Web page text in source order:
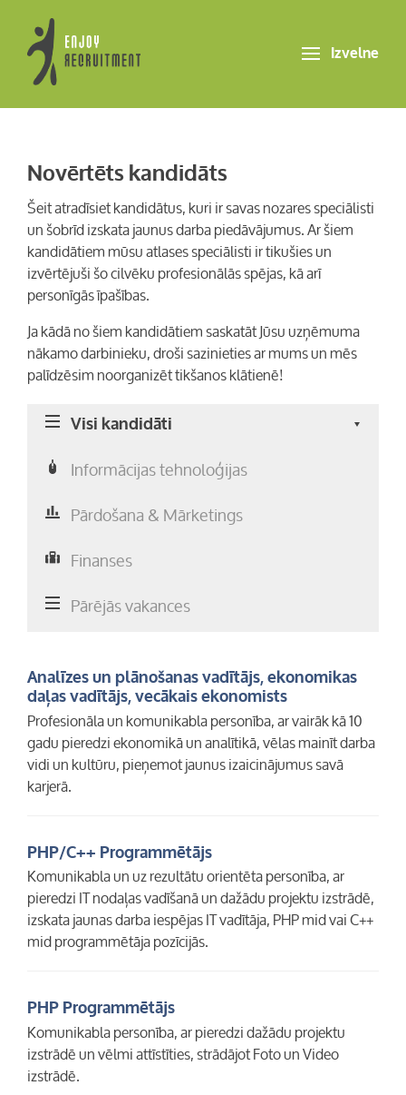
Izvelne
Novērtēts kandidāts
Šeit atradīsiet kandidātus, kuri ir savas nozares speciālisti
un šobrīd izskata jaunus darba piedāvājumus. Ar šiem
kandidātiem mūsu atlases speciālisti ir tikušies un
izvērtējuši šo cilvēku profesionālās spējas, kā arī
personīgās īpašības.
Ja kādā no šiem kandidātiem saskatāt Jūsu uzņēmuma
nākamo darbinieku, droši sazinieties ar mums un mēs
palīdzēsim noorganizēt tikšanos klātienē!
Visi kandidāti
Informācijas tehnoloģijas
Pārdošana & Mārketings
Finanses
Pārējās vakances
Analīzes un plānošanas vadītājs, ekonomikas
daļas vadītājs, vecākais ekonomists
Profesionāla un komunikabla personība, ar vairāk kā 10
gadu pieredzi ekonomikā un analītikā, vēlas mainīt darba
vidi un kultūru, pieņemot jaunus izaicinājumus savā
karjerā.
PHP/C++ Programmētājs
Komunikabla un uz rezultātu orientēta personība, ar
pieredzi IT nodaļas vadīšanā un dažādu projektu izstrādē,
izskata jaunas darba iespējas IT vadītāja, PHP mid vai C++
mid programmētāja pozīcijās.
PHP Programmētājs
Komunikabla personība, ar pieredzi dažādu projektu
izstrādē un vēlmi attīstīties, strādājot Foto un Video
izstrādē.